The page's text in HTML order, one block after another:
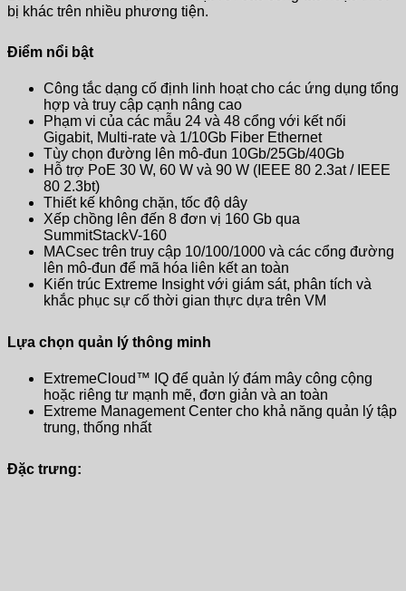
bị khác trên nhiều phương tiện.
Điểm nổi bật
Công tắc dạng cố định linh hoạt cho các ứng dụng tổng
hợp và truy cập cạnh nâng cao
Phạm vi của các mẫu 24 và 48 cổng với kết nối
Gigabit, Multi-rate và 1/10Gb Fiber Ethernet
Tùy chọn đường lên mô-đun 10Gb/25Gb/40Gb
Hỗ trợ PoE 30 W, 60 W và 90 W (IEEE 80 2.3at / IEEE
80 2.3bt)
Thiết kế không chặn, tốc độ dây
Xếp chồng lên đến 8 đơn vị 160 Gb qua
SummitStackV-160
MACsec trên truy cập 10/100/1000 và các cổng đường
lên mô-đun để mã hóa liên kết an toàn
Kiến trúc Extreme Insight với giám sát, phân tích và
khắc phục sự cố thời gian thực dựa trên VM
Lựa chọn quản lý thông minh
ExtremeCloud™ IQ để quản lý đám mây công cộng
hoặc riêng tư mạnh mẽ, đơn giản và an toàn
Extreme Management Center cho khả năng quản lý tập
trung, thống nhất
Đặc trưng: